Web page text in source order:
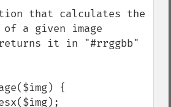
that calculates the
a given image
returns it in "#rrggbb"
{